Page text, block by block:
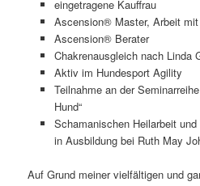
eingetragene Kauffrau
Ascension® Master, Arbeit
Ascension® Berater
Chakrenausgleich nach Linda
Aktiv im Hundesport Agility
Teilnahme an der
Hund“
Schamanischen Heilarbeit
in Ausbildung bei Ruth May
Auf Grund meiner vielfältigen und